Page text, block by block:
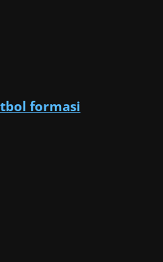
formasi